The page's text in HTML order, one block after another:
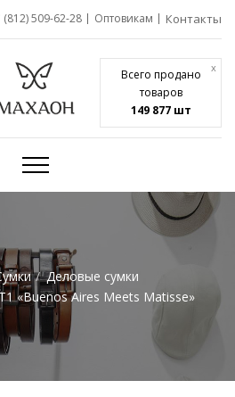
Всего продано
товаров
149 877 шт
x
(812) 509-62-28 Оптовикам Контакты
Деловые сумки
«Buenos Aires Meets Matisse»